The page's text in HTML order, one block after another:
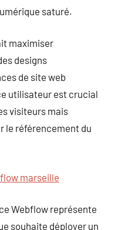
saturé.
maximiser
designs
de site web
utilisateur est crucial
visiteurs mais
le référencement du
marseille
Webflow représente
souhaite déployer un